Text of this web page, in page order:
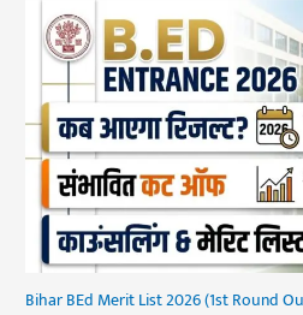
Bihar BEd Merit List 2026 (1st Round